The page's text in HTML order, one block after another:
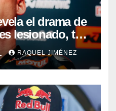
el drama de
lesionado, te
RAQUEL JIMÉNEZ